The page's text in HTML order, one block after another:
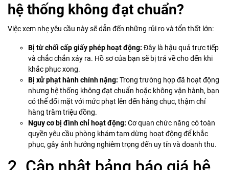
hệ thống không đạt chuẩn?
Việc xem nhẹ yêu cầu này sẽ dẫn đến những rủi ro và tổn thất lớn:
Bị từ chối cấp giấy phép hoạt động: Đây là hậu quả trực tiếp
và chắc chắn xảy ra. Hồ sơ của bạn sẽ bị trả về cho đến khi
khắc phục xong.
Bị xử phạt hành chính nặng: Trong trường hợp đã hoạt động
nhưng hệ thống không đạt chuẩn hoặc không vận hành, bạn
có thể đối mặt với mức phạt lên đến hàng chục, thậm chí
hàng trăm triệu đồng.
Nguy cơ bị đình chỉ hoạt động: Cơ quan chức năng có toàn
quyền yêu cầu phòng khám tạm dừng hoạt động để khắc
phục, gây ảnh hưởng nghiêm trọng đến uy tín và doanh thu.